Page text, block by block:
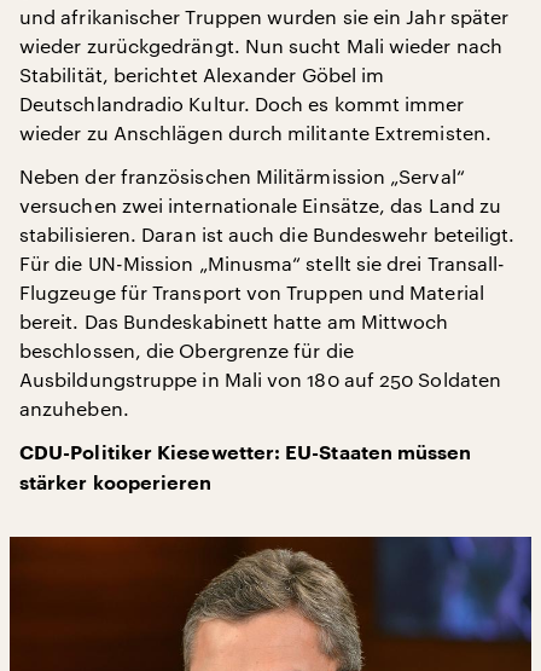
und afrikanischer Truppen wurden sie ein Jahr später
wieder zurückgedrängt. Nun sucht Mali wieder nach
Stabilität, berichtet Alexander Göbel im
Deutschlandradio Kultur. Doch es kommt immer
wieder zu Anschlägen durch militante Extremisten.
Neben der französischen Militärmission „Serval“
versuchen zwei internationale Einsätze, das Land zu
stabilisieren. Daran ist auch die Bundeswehr beteiligt.
Für die UN-Mission „Minusma“ stellt sie drei Transall-
Flugzeuge für Transport von Truppen und Material
bereit. Das Bundeskabinett hatte am Mittwoch
beschlossen, die Obergrenze für die
Ausbildungstruppe in Mali von 180 auf 250 Soldaten
anzuheben.
CDU-Politiker Kiesewetter: EU-Staaten müssen
stärker kooperieren